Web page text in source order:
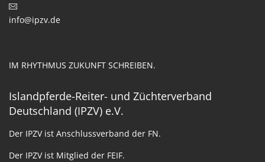
info@ipzv.de
IM RHYTHMUS ZUKUNFT SCHREIBEN.
Islandpferde-Reiter- und Züchterverband
Deutschland (IPZV) e.V.
Der IPZV ist Anschlussverband der FN.
Der IPZV ist Mitglied der FEIF.